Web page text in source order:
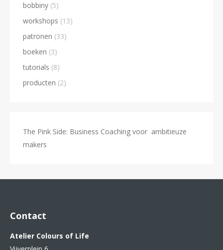
bobbiny (5)
workshops (13)
patronen (33)
boeken (3)
tutorials (8)
producten (2)
The Pink Side: Business Coaching voor ambitieuze
makers
Contact
Atelier Colours of Life